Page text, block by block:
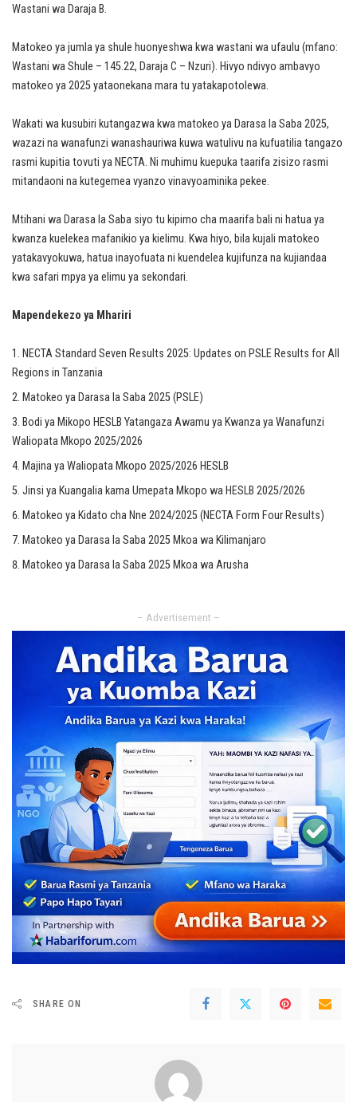
Wastani wa Daraja B.
Matokeo ya jumla ya shule huonyeshwa kwa wastani wa ufaulu (mfano:
Wastani wa Shule – 145.22, Daraja C – Nzuri). Hivyo ndivyo ambavyo
matokeo ya 2025 yataonekana mara tu yatakapotolewa.
Wakati wa kusubiri kutangazwa kwa matokeo ya Darasa la Saba 2025,
wazazi na wanafunzi wanashauriwa kuwa watulivu na kufuatilia tangazo
rasmi kupitia tovuti ya NECTA. Ni muhimu kuepuka taarifa zisizo rasmi
mitandaoni na kutegemea vyanzo vinavyoaminika pekee.
Mtihani wa Darasa la Saba siyo tu kipimo cha maarifa bali ni hatua ya
kwanza kuelekea mafanikio ya kielimu. Kwa hiyo, bila kujali matokeo
yatakavyokuwa, hatua inayofuata ni kuendelea kujifunza na kujiandaa
kwa safari mpya ya elimu ya sekondari.
Mapendekezo ya Mhariri
NECTA Standard Seven Results 2025: Updates on PSLE Results for All
Regions in Tanzania
Matokeo ya Darasa la Saba 2025 (PSLE)
Bodi ya Mikopo HESLB Yatangaza Awamu ya Kwanza ya Wanafunzi
Waliopata Mkopo 2025/2026
Majina ya Waliopata Mkopo 2025/2026 HESLB
Jinsi ya Kuangalia kama Umepata Mkopo wa HESLB 2025/2026
Matokeo ya Kidato cha Nne 2024/2025 (NECTA Form Four Results)
Matokeo ya Darasa la Saba 2025 Mkoa wa Kilimanjaro
Matokeo ya Darasa la Saba 2025 Mkoa wa Arusha
– Advertisement –
SHARE ON